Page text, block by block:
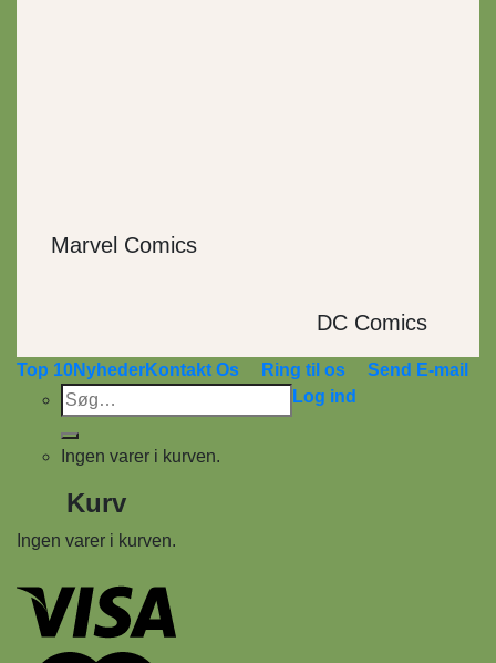
Marvel Comics
DC Comics
Top 10NyhederKontakt Os Ring til os
Send E-mail
Søg
efter:
Log ind
Ingen varer i kurven.
Kurv
Ingen varer i kurven.